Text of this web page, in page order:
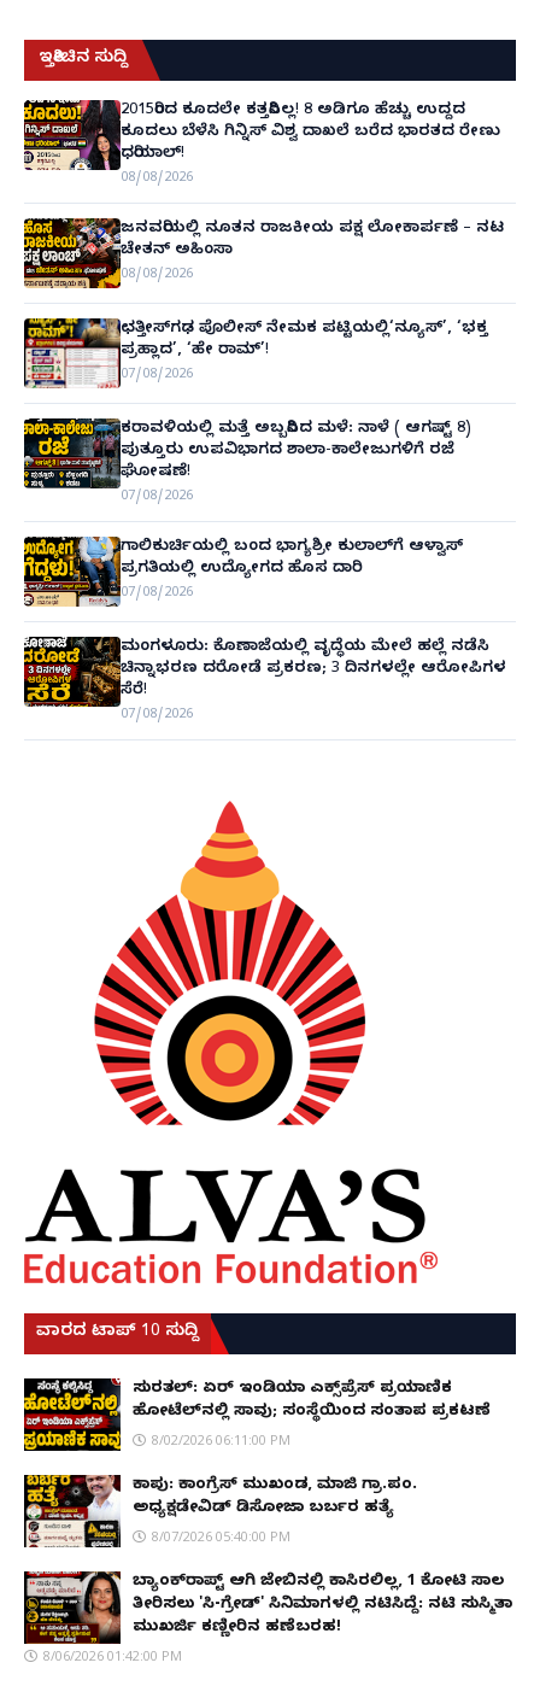
ಇತ್ತೀಚಿನ ಸುದ್ದಿ
2015ರಿಂದ ಕೂದಲೇ ಕತ್ತರಿಸಿಲ್ಲ! 8 ಅಡಿಗೂ ಹೆಚ್ಚು ಉದ್ದದ
ಕೂದಲು ಬೆಳೆಸಿ ಗಿನ್ನಿಸ್ ವಿಶ್ವ ದಾಖಲೆ ಬರೆದ ಭಾರತದ ರೇಣು
ಧರಿಯಾಲ್!
08/08/2026
ಜನವರಿಯಲ್ಲಿ ನೂತನ ರಾಜಕೀಯ ಪಕ್ಷ ಲೋಕಾರ್ಪಣೆ – ನಟ
ಚೇತನ್ ಅಹಿಂಸಾ
08/08/2026
ಛತ್ತೀಸ್‌ಗಢ ಪೊಲೀಸ್ ನೇಮಕ ಪಟ್ಟಿಯಲ್ಲಿ‘ನ್ಯೂಸ್’, ‘ಭಕ್ತ
ಪ್ರಹ್ಲಾದ’, ‘ಹೇ ರಾಮ್’!
07/08/2026
ಕರಾವಳಿಯಲ್ಲಿ ಮತ್ತೆ ಅಬ್ಬರಿಸಿದ ಮಳೆ: ನಾಳೆ ( ಆಗಷ್ಟ್ 8)
ಪುತ್ತೂರು ಉಪವಿಭಾಗದ ಶಾಲಾ-ಕಾಲೇಜುಗಳಿಗೆ ರಜೆ
ಘೋಷಣೆ!
07/08/2026
ಗಾಲಿಕುರ್ಚಿಯಲ್ಲಿ ಬಂದ ಭಾಗ್ಯಶ್ರೀ ಕುಲಾಲ್‌ಗೆ ಆಳ್ವಾಸ್
ಪ್ರಗತಿಯಲ್ಲಿ ಉದ್ಯೋಗದ ಹೊಸ ದಾರಿ
07/08/2026
ಮಂಗಳೂರು: ಕೊಣಾಜೆಯಲ್ಲಿ ವೃದ್ಧೆಯ ಮೇಲೆ ಹಲ್ಲೆ ನಡೆಸಿ
ಚಿನ್ನಾಭರಣ ದರೋಡೆ ಪ್ರಕರಣ; 3 ದಿನಗಳಲ್ಲೇ ಆರೋಪಿಗಳ
ಸೆರೆ!
07/08/2026
ವಾರದ ಟಾಪ್ 10 ಸುದ್ದಿ
ಸುರತ್ಕಲ್: ಏರ್ ಇಂಡಿಯಾ ಎಕ್ಸ್‌ಪ್ರೆಸ್ ಪ್ರಯಾಣಿಕ
ಹೋಟೆಲ್‌ನಲ್ಲಿ ಸಾವು; ಸಂಸ್ಥೆಯಿಂದ ಸಂತಾಪ ಪ್ರಕಟಣೆ
8/02/2026 06:11:00 PM
ಕಾಪು: ಕಾಂಗ್ರೆಸ್ ಮುಖಂಡ, ಮಾಜಿ ಗ್ರಾ.ಪಂ.
ಅಧ್ಯಕ್ಷಡೇವಿಡ್ ಡಿಸೋಜಾ ಬರ್ಬರ ಹತ್ಯೆ
8/07/2026 05:40:00 PM
ಬ್ಯಾಂಕ್‌ರಾಪ್ಟ್‌ ಆಗಿ ಜೇಬಿನಲ್ಲಿ ಕಾಸಿರಲಿಲ್ಲ, ₹1 ಕೋಟಿ ಸಾಲ
ತೀರಿಸಲು 'ಸಿ-ಗ್ರೇಡ್' ಸಿನಿಮಾಗಳಲ್ಲಿ ನಟಿಸಿದ್ದೆ: ನಟಿ ಸುಸ್ಮಿತಾ
ಮುಖರ್ಜಿ ಕಣ್ಣೀರಿನ ಹಣೆಬರಹ!
8/06/2026 01:42:00 PM